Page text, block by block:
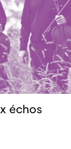
échos